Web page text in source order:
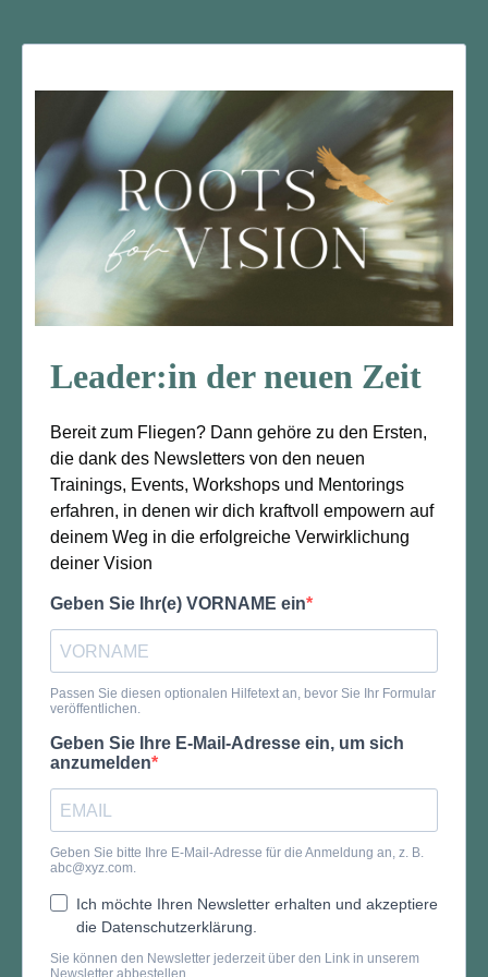
Leader:in der neuen Zeit
Bereit zum Fliegen? Dann gehöre zu den Ersten,
die dank des Newsletters von den neuen
Trainings, Events, Workshops und Mentorings
erfahren, in denen wir dich kraftvoll empowern auf
deinem Weg in die erfolgreiche Verwirklichung
deiner Vision
Geben Sie Ihr(e) VORNAME ein
Passen Sie diesen optionalen Hilfetext an, bevor Sie Ihr Formular
veröffentlichen.
Geben Sie Ihre E-Mail-Adresse ein, um sich
anzumelden
Geben Sie bitte Ihre E-Mail-Adresse für die Anmeldung an, z. B.
abc@xyz.com.
Ich möchte Ihren Newsletter erhalten und akzeptiere
die Datenschutzerklärung.
Sie können den Newsletter jederzeit über den Link in unserem